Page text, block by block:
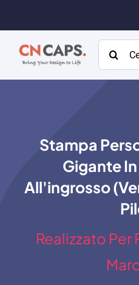
contenuto
Cercare:
Catalogare
Contatto
Stampa
Gigante In
All'ingrosso
Realizzato Per